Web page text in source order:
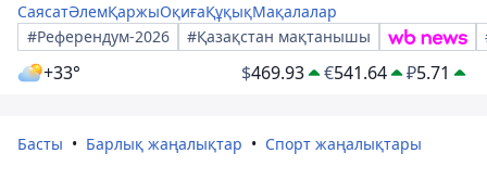
СаясатӘлемҚаржыОқиғаҚұқықМақалалар
#Референдум-2026
#Қазақстан мақтанышы
+33° $469.93 €541.64 ₽5.71
Басты Барлық жаңалықтар Спорт жаңалықтары